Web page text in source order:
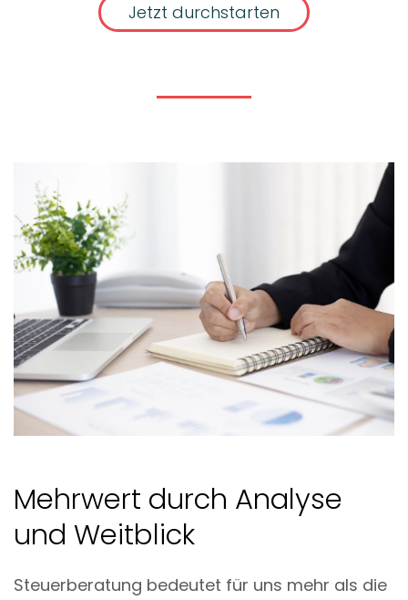
Jetzt durchstarten
Mehrwert durch Analyse
und Weitblick
Steuerberatung bedeutet für uns mehr als die